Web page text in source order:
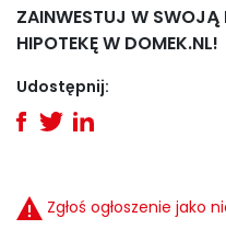
ZAINWESTUJ W SWOJĄ
HIPOTEKĘ W DOMEK.NL!
Udostępnij:
Zgłoś ogłoszenie jako